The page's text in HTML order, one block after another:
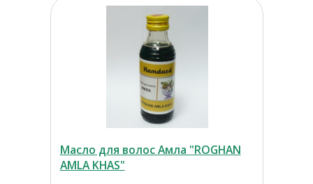
Масло для волос Амла "ROGHAN
AMLA KHAS"